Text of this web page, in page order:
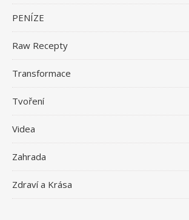
PENÍZE
Raw Recepty
Transformace
Tvoření
Videa
Zahrada
Zdraví a Krása